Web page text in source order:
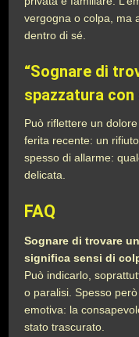
vergogna o colpa, ma
dentro di sé.
“Sognare di
spazzatura con
Può riflettere un
ferita recente: un
spesso di allarme:
delicata.
FAQ
Sognare di trovare
significa sensi di
Può indicarlo,
o paralisi. Spesso
emotiva: la
stato trascurato.